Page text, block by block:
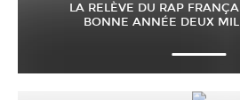
LA RELÈVE DU RAP
BONNE ANNÉE DEUX